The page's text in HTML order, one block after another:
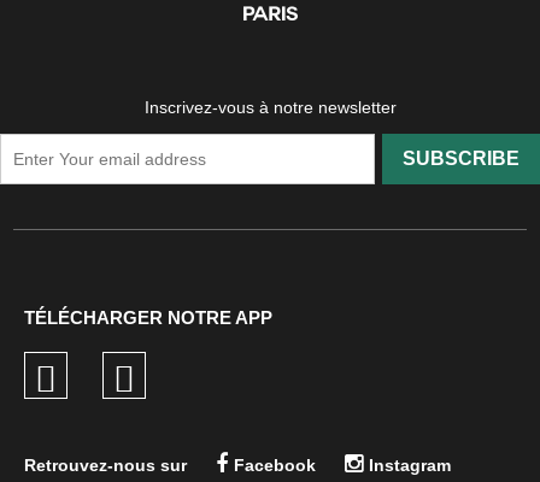
Inscrivez-vous à notre newsletter
SUBSCRIBE
TÉLÉCHARGER NOTRE APP
Retrouvez-nous sur Facebook Instagram